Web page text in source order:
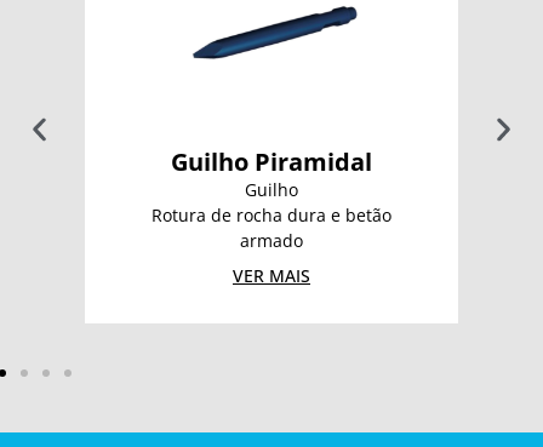
Guilho Piramidal
Guilho
Rotura de rocha dura e betão
armado
VER MAIS